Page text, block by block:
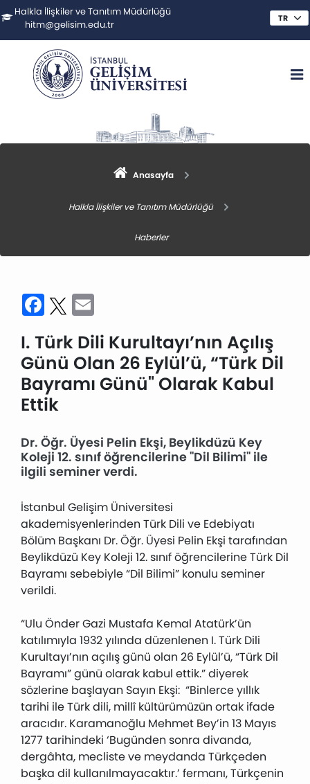
Halkla İlişkiler ve Tanıtım Müdürlüğü
hitm@gelisim.edu.tr
Anasayfa
Halkla İlişkiler ve Tanıtım Müdürlüğü
Haberler
Facebook
Twitter
I. Türk Dili Kurultayı’nın Açılış
Günü Olan 26 Eylül’ü, “Türk Dil
Bayramı Günü" Olarak Kabul
Ettik
Dr. Öğr. Üyesi Pelin Ekşi, Beylikdüzü Key
Koleji 12. sınıf öğrencilerine ''Dil Bilimi'' ile
ilgili seminer verdi.
İstanbul Gelişim Üniversitesi
akademisyenlerinden Türk Dili ve Edebiyatı
Bölüm Başkanı Dr. Öğr. Üyesi Pelin Ekşi tarafından
Beylikdüzü Key Koleji 12. sınıf öğrencilerine Türk Dil
Bayramı sebebiyle “Dil Bilimi” konulu seminer
verildi.
“Ulu Önder Gazi Mustafa Kemal Atatürk’ün
katılımıyla 1932 yılında düzenlenen I. Türk Dili
Kurultayı’nın açılış günü olan 26 Eylül’ü, “Türk Dil
Bayramı” günü olarak kabul ettik.” diyerek
sözlerine başlayan Sayın Ekşi: “Binlerce yıllık
tarihi ile Türk dili, millî kültürümüzün ortak ifade
aracıdır. Karamanoğlu Mehmet Bey’in 13 Mayıs
1277 tarihindeki ‘Bugünden sonra divanda,
dergâhta, mecliste ve meydanda Türkçeden
başka dil kullanılmayacaktır.’ fermanı, Türkçenin